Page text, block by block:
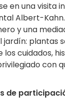
en una visita
Albert-
y una
jardín: plantas
los cuidados,
con
de